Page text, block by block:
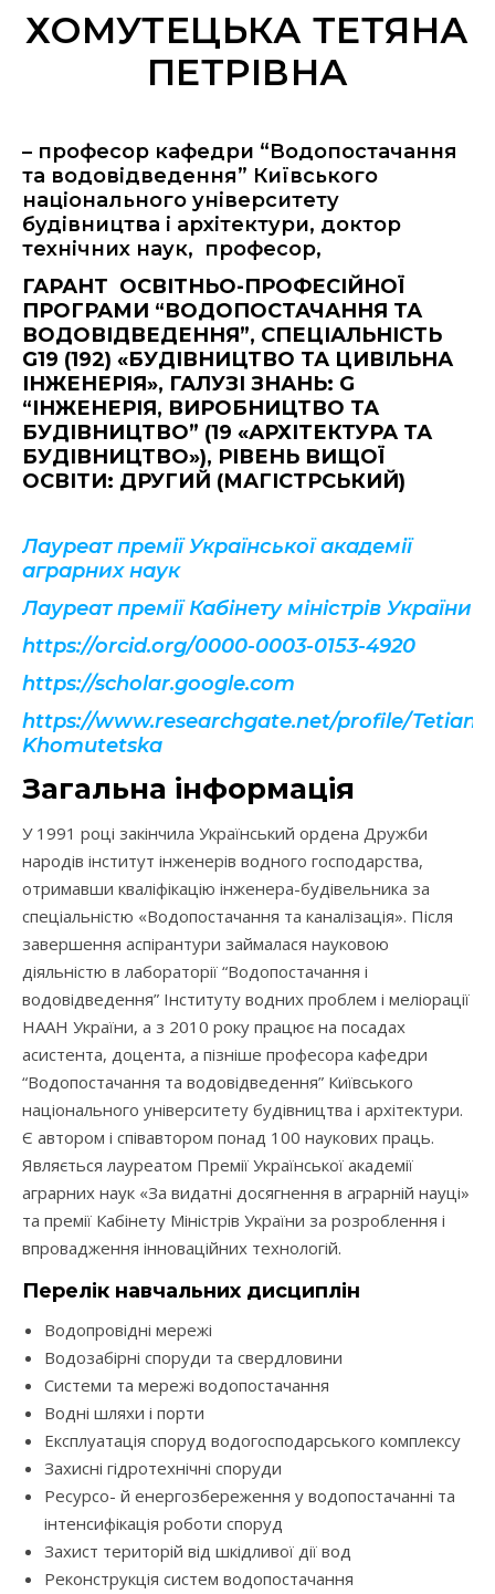
ХОМУТЕЦЬКА ТЕТЯНА
ПЕТРІВНА
– професор кафедри “Водопостачання
та водовідведення” Київського
національного університету
будівництва і архітектури, доктор
технічних наук, професор,
ГАРАНТ ОСВІТНЬО-ПРОФЕСІЙНОЇ
ПРОГРАМИ “ВОДОПОСТАЧАННЯ ТА
ВОДОВІДВЕДЕННЯ”, СПЕЦІАЛЬНІСТЬ
G19 (192) «БУДІВНИЦТВО ТА ЦИВІЛЬНА
ІНЖЕНЕРІЯ», ГАЛУЗІ ЗНАНЬ: G
“ІНЖЕНЕРІЯ, ВИРОБНИЦТВО ТА
БУДІВНИЦТВО” (19 «АРХІТЕКТУРА ТА
БУДІВНИЦТВО»), РІВЕНЬ ВИЩОЇ
ОСВІТИ: ДРУГИЙ (МАГІСТРСЬКИЙ)
Лауреат премії Української академії
аграрних наук
Лауреат премії Кабінету міністрів України
https://orcid.org/0000-0003-0153-4920
https://scholar.google.com
https://www.researchgate.net/profile/
Khomutetska
Загальна інформація
У 1991 році закінчила Український ордена Дружби
народів інститут інженерів водного господарства,
отримавши кваліфікацію інженера-будівельника за
спеціальністю «Водопостачання та каналізація». Після
завершення аспірантури займалася науковою
діяльністю в лабораторії “Водопостачання і
водовідведення” Інституту водних проблем і меліорації
НААН України, а з 2010 року працює на посадах
асистента, доцента, а пізніше професора кафедри
“Водопостачання та водовідведення” Київського
національного університету будівництва і архітектури.
Є автором і співавтором понад 100 наукових праць.
Являється лауреатом Премії Української академії
аграрних наук «За видатні досягнення в аграрній науці»
та премії Кабінету Міністрів України за розроблення і
впровадження інноваційних технологій.
Перелік навчальних дисциплін
Водопровідні мережі
Водозабірні споруди та свердловини
Системи та мережі водопостачання
Водні шляхи і порти
Експлуатація споруд водогосподарського комплексу
Захисні гідротехнічні споруди
Ресурсо- й енергозбереження у водопостачанні та
інтенсифікація роботи споруд
Захист територій від шкідливої дії вод
Реконструкція систем водопостачання